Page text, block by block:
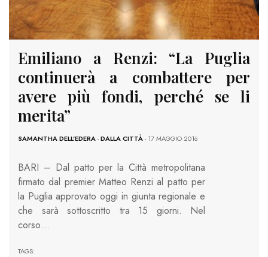
Emiliano a Renzi: “La Puglia
continuerà a combattere per
avere più fondi, perché se li
merita”
SAMANTHA DELL'EDERA-DALLA CITTÀ- 17 MAGGIO 2016
BARI – Dal patto per la Città metropolitana
firmato dal premier Matteo Renzi al patto per
la Puglia approvato oggi in giunta regionale e
che sarà sottoscritto tra 15 giorni. Nel
corso…
TAGS: